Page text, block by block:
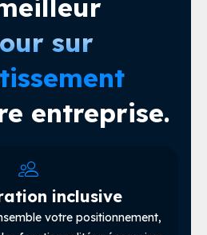
sur
entreprise.
inclusive
votre positionnement,